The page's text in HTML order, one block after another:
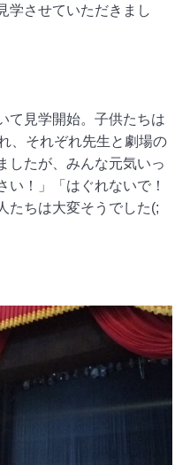
学させていただきまし
て見学開始。子供たちは
、それぞれ先生と劇場の
したが、みんな元気いっ
い！」「はぐれないで！
たちは大変そうでした(;